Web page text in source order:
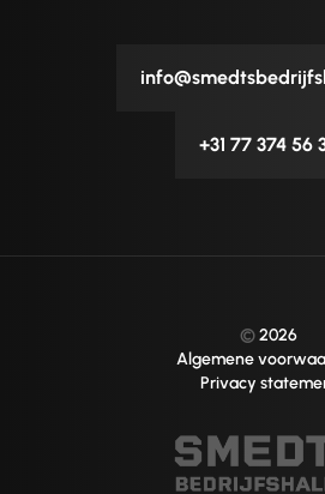
+31 77 374 56
©2026
Algemene
Privacy